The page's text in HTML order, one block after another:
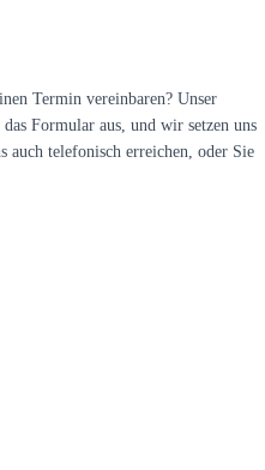
Termin vereinbaren? Unser
Formular aus, und wir setzen uns
telefonisch erreichen, oder Sie